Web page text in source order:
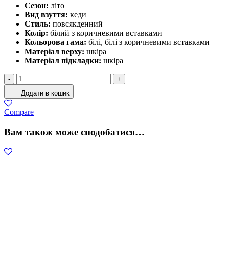
Сезон: літо
Вид взуття: кеди
Стиль: повсякденний
Колір: білий з коричневими вставками
Кольорова гама: білі, білі з коричневими вставками
Матеріал верху: шкіра
Матеріал підкладки: шкіра
Білі
Шкіряні
Кеди
З
Металевим
Вставками
-
+
Додати в кошик
Compare
Вам також може сподобатися…